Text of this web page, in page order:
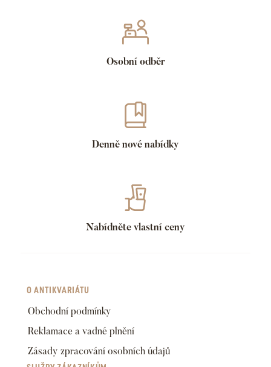
Osobní odběr
Denně nové nabídky
Nabídněte vlastní ceny
O ANTIKVARIÁTU
Obchodní podmínky
Reklamace a vadné plnění
Zásady zpracování osobních údajů